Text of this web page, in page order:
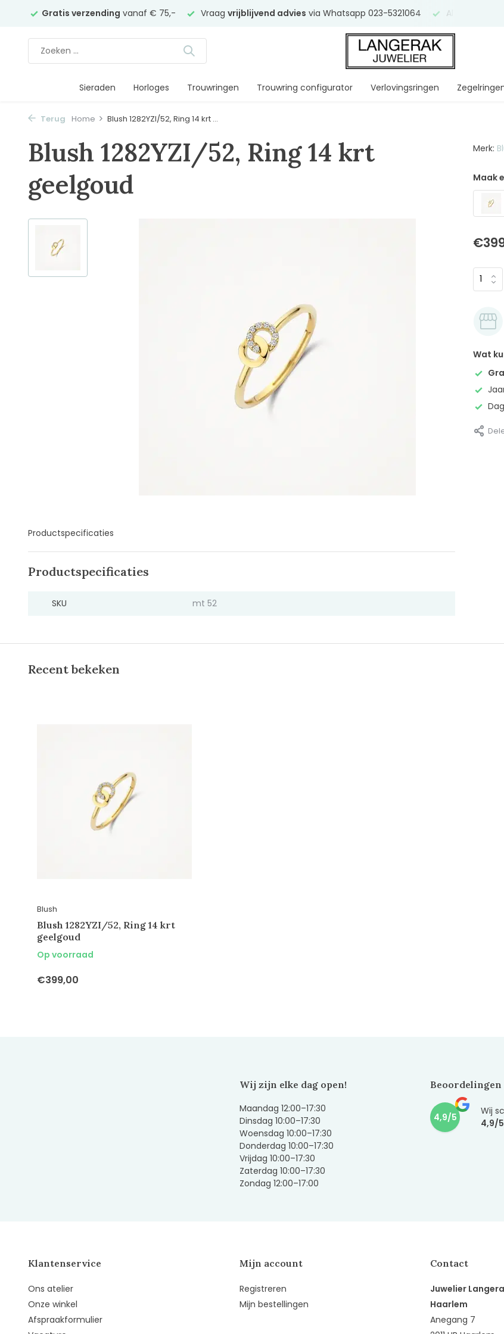
Gratis verzending vanaf € 75,- Vraag vrijblijvend advies via Whatsapp 023-5321064 Al
Sieraden Horloges Trouwringen Trouwring configurator Verlovingsringen
Terug Home Blush 1282YZI/52, Ring 14 krt ...
Blush 1282YZI/52, Ring 14 krt
geelgoud
Productspecificaties
Productspecificaties
SKU mt 52
Merk:
Maak
Wat
Recent bekeken
Blush
Blush 1282YZI/52, Ring 14 krt
geelgoud
Op voorraad
€399,00
Wij zijn elke dag open!
Maandag 12:00–17:30
Dinsdag 10:00–17:30
Woensdag 10:00–17:30
Donderdag 10:00–17:30
Vrijdag 10:00–17:30
Zaterdag 10:00–17:30
Zondag 12:00–17:00
Beoordelingen
4,9/5
Wij
4,9/5
Klantenservice
Ons atelier
Onze winkel
Afspraakformulier
Mijn account
Registreren
Mijn bestellingen
Contact
Juwelier
Haarlem
Anegang 7